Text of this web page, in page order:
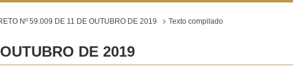
Nº 59.009 DE 11 DE OUTUBRO DE 2019 Texto compilado
DE 2019